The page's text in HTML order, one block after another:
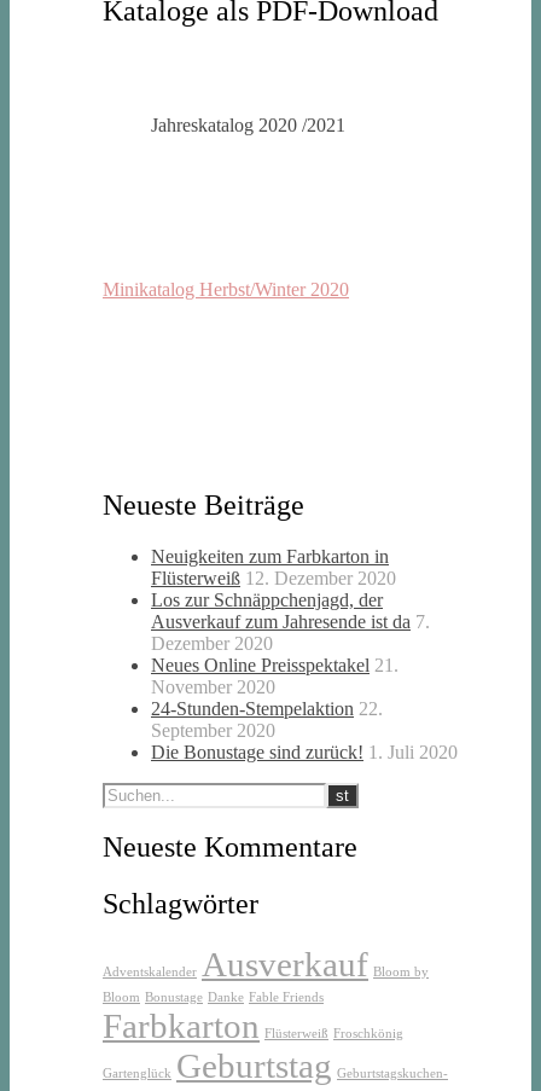
Kataloge als PDF-Download
Jahreskatalog 2020 /2021
Minikatalog Herbst/Winter 2020
Neueste Beiträge
Neuigkeiten zum Farbkarton in
Flüsterweiß 12. Dezember 2020
Los zur Schnäppchenjagd, der
Ausverkauf zum Jahresende ist da 7.
Dezember 2020
Neues Online Preisspektakel 21.
November 2020
24-Stunden-Stempelaktion 22.
September 2020
Die Bonustage sind zurück! 1. Juli 2020
Neueste Kommentare
Schlagwörter
Adventskalender Ausverkauf Bloom by
Bloom Bonustage Danke Fable Friends
Farbkarton Flüsterweiß Froschkönig
Gartenglück Geburtstag Geburtstagskuchen-